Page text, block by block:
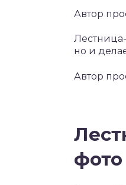
Автор
но и
Автор
фото